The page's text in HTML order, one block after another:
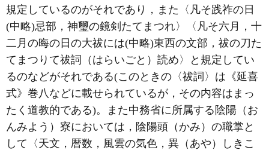
規定しているのがそれであり，また〈凡そ践祚の日
(中略)忌部，神璽の鏡剣たてまつれ〉〈凡そ六月，十
二月の晦の日の大祓には(中略)東西の文部，祓の刀た
てまつりて祓詞（はらいごと）読め〉と規定してい
るのなどがそれである(このときの〈祓詞〉は《延喜
式》巻八などに載せられているが，その内容はまっ
たく道教的である)。また中務省に所属する陰陽（お
んみよう）寮においては，陰陽頭（かみ）の職掌と
して〈天文，暦数，風雲の気色，異（あや）しきこ